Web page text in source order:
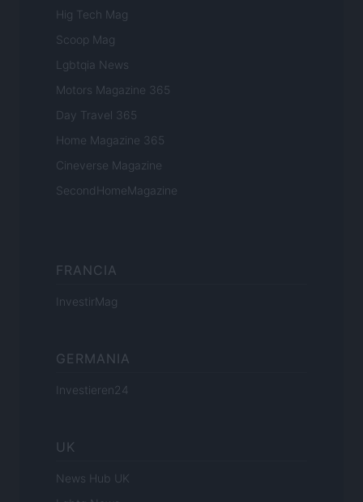
Hig Tech Mag
Scoop Mag
Lgbtqia News
Motors Magazine 365
Day Travel 365
Home Magazine 365
Cineverse Magazine
SecondHomeMagazine
FRANCIA
InvestirMag
GERMANIA
Investieren24
UK
News Hub UK